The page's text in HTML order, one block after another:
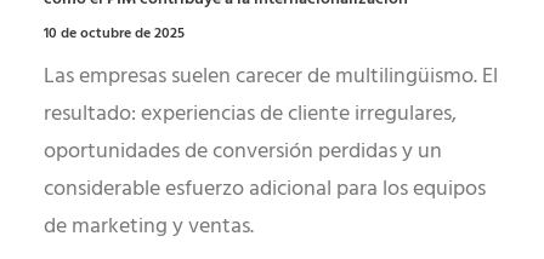
10 de octubre de 2025
Las empresas suelen carecer de multilingüismo. El
resultado: experiencias de cliente irregulares,
oportunidades de conversión perdidas y un
considerable esfuerzo adicional para los equipos
de marketing y ventas.